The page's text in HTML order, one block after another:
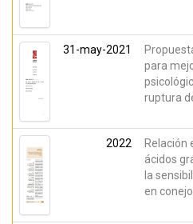
31-may-2021
para
ruptura
2022
Relación
ácidos
la
en